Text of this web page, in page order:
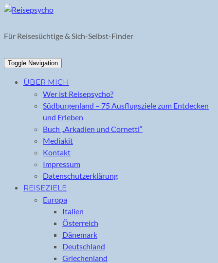
Skip
content
Für Reisesüchtige & Sich-Selbst-Finder
Toggle Navigation
ÜBER MICH
Wer ist Reisepsycho?
Südburgenland – 75 Ausflugsziele zum Entdecken
und Erleben
Buch „Arkadien und Cornetti“
Mediakit
Kontakt
Impressum
Datenschutzerklärung
REISEZIELE
Europa
Italien
Österreich
Dänemark
Deutschland
Griechenland